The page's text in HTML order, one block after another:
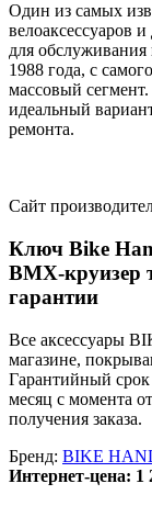
Один из самых
велоаксессуаров
для обслуживания
1988 года, с
массовый
идеальный
ремонта.
Сайт
Ключ Bike
BMX-круизер
гарантии
Все аксессуары
магазине,
Гарантийный
месяц с момента
получения заказа.
Бренд: BIKE
Интернет-цена: 1